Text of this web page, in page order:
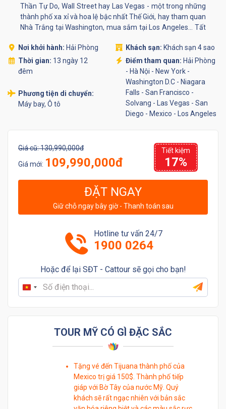
Thần Tự Do, Wall Street hay Las Vegas - một trong những
thành phố xa xỉ và hoa lệ bậc nhất Thế Giới, hay tham quan
Nhà Trắng tại Washington, mua sắm tại Los Angeles... Tất
người nào cũng mong muốn được tận hưởng một lần trong
đời.
Nơi khởi hành: Hải Phòng Khách sạn: Khách sạn 4 sao
Thời gian: 13 ngày 12
đêm
Điểm tham quan: Hải Phòng
- Hà Nội - New York -
Washington D.C - Niagara
Falls - San Francisco -
Solvang - Las Vegas - San
Diego - Mexico - Los Angeles
Phương tiện di chuyển:
Máy bay, Ô tô
TOUR MỸ CÓ GÌ ĐẶC SẮC
Tặng vé đến Tijuana thành phố của
Mexico trị giá 150$. Thành phố tiếp
giáp với Bờ Tây của nước Mỹ. Quý
khách sẽ rất ngạc nhiên với bản sắc
Giá cũ:130,990,000đ
Giá mới: 109,990,000đ
Tiết kiệm
17%
ĐẶT NGAY
Giữ chỗ ngay bây giờ - Thanh toán sau
Hotline tư vấn 24/7
1900 0264
Hoặc để lại SĐT - Cattour sẽ gọi cho bạn!
Vietnam